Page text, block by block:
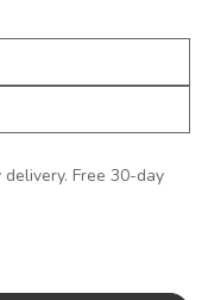
Free 30-day